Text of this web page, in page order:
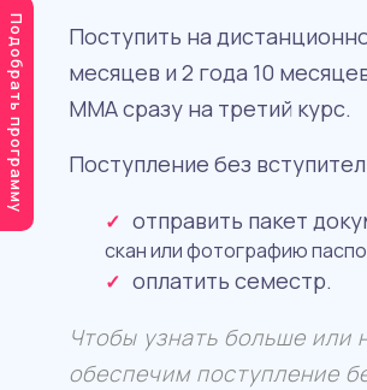
Поступить на
месяцев и 2 года 10
ММА сразу на третий курс.
Поступление без
отправить пакет
скан или фотографию
оплатить семестр.
Чтобы узнать больше или
обеспечим поступление
Подобрать программу